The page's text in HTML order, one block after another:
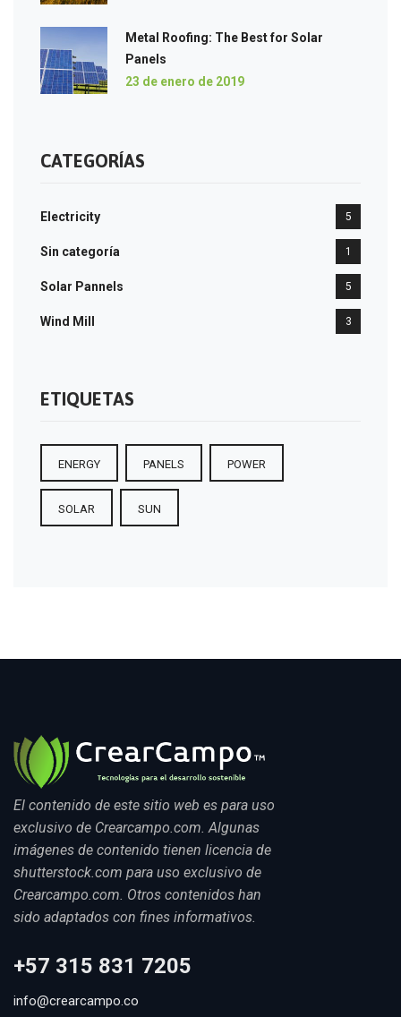
Metal Roofing: The Best for Solar
Panels
23 de enero de 2019
CATEGORÍAS
Electricity 5
Sin categoría 1
Solar Pannels 5
Wind Mill 3
ETIQUETAS
ENERGY PANELS POWER
SOLAR SUN
El contenido de este sitio web es para uso
exclusivo de Crearcampo.com. Algunas
imágenes de contenido tienen licencia de
shutterstock.com para uso exclusivo de
Crearcampo.com. Otros contenidos han
sido adaptados con fines informativos.
+57 315 831 7205
info@crearcampo.co